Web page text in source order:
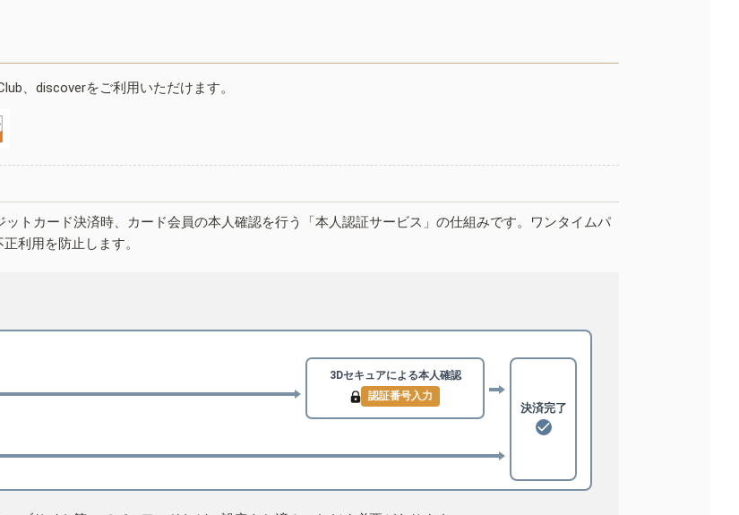
、discoverをご利用いただけます。
トカード決済時、カード会員の本人確認を行う「本人認証サービス」の仕組みです。ワンタイムパ
利用を防止します。
3Dセキュアによる本人確認
認証番号入力
決済完了